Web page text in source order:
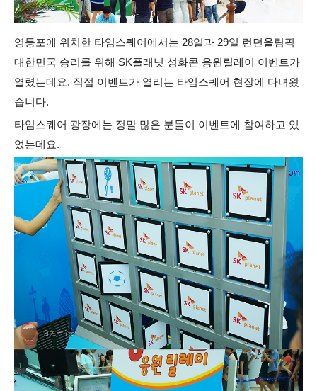
영등포에 위치한 타임스퀘어에서는 28일과 29일 런던올림픽
대한민국 승리를 위해 SK플래닛 성화콘 응원릴레이 이벤트가
열렸는데요. 직접 이벤트가 열리는 타임스퀘어 현장에 다녀왔
습니다.
타임스퀘어 광장에는 정말 많은 분들이 이벤트에 참여하고 있
었는데요.